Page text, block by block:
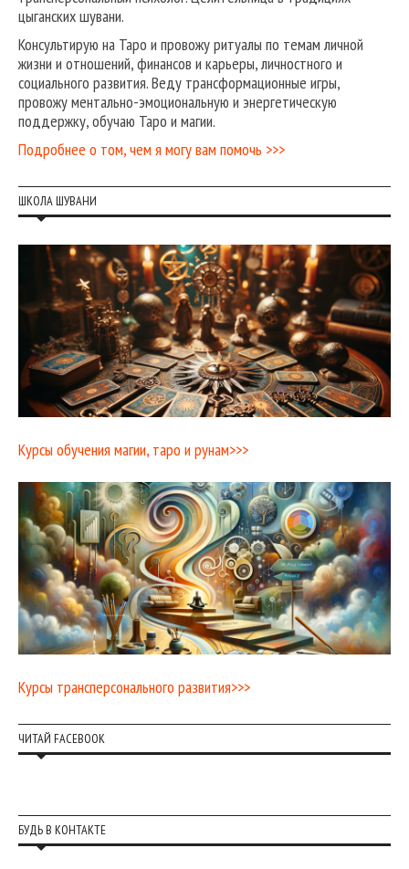
цыганских шувани.
Консультирую на Таро и провожу ритуалы по темам личной
жизни и отношений, финансов и карьеры, личностного и
социального развития. Веду трансформационные игры,
провожу ментально-эмоциональную и энергетическую
поддержку, обучаю Таро и магии.
Подробнее о том, чем я могу вам помочь >>>
ШКОЛА ШУВАНИ
Курсы обучения магии, таро и рунам>>>
Курсы трансперсонального развития>>>
ЧИТАЙ FACEBOOK
БУДЬ В КОНТАКТЕ